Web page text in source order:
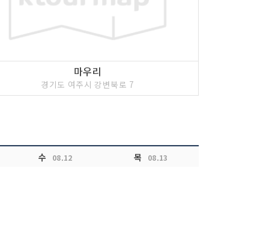
마우리
경기도 여주시 강변북로 7
수 08.12 목 08.13